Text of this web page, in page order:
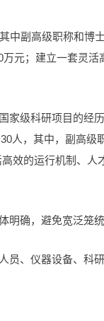
中副高级职称和博
元；建立一套灵
家级科研项目的经
人，其中，副高
效的运行机制、
明确，避免宽泛笼统
、仪器设备、科